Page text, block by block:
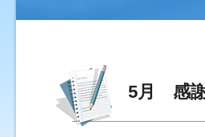
5月 感